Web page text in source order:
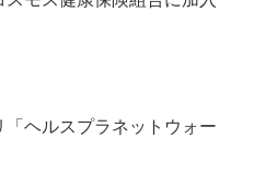
ヘルスプラネットウォー